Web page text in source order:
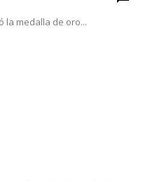
la medalla de oro...